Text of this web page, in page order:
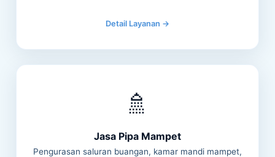
Detail Layanan →
🚿
Jasa Pipa Mampet
Pengurasan saluran buangan, kamar mandi mampet,